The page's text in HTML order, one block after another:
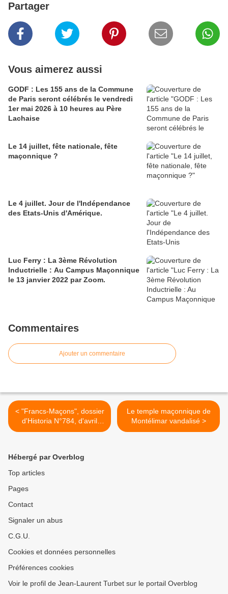
Partager
Vous aimerez aussi
GODF : Les 155 ans de la Commune
de Paris seront célébrés le vendredi
1er mai 2026 à 10 heures au Père
Lachaise
Le 14 juillet, fête nationale, fête
maçonnique ?
Le 4 juillet. Jour de l'Indépendance
des Etats-Unis d'Amérique.
Luc Ferry : La 3ème Révolution
Inductrielle : Au Campus Maçonnique
le 13 janvier 2022 par Zoom.
Commentaires
Ajouter un commentaire
< "Francs-Maçons", dossier
d'Historia N°784, d'avril
2012.
Le temple maçonnique de
Montélimar vandalisé >
Hébergé par Overblog
Top articles
Pages
Contact
Signaler un abus
C.G.U.
Cookies et données personnelles
Préférences cookies
Voir le profil de Jean-Laurent Turbet sur le portail Overblog